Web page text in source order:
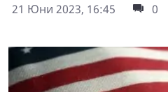
21 Юни 2023, 16:45
0